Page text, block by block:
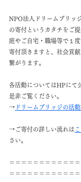
NPO法人ドリームブリッ
の寄付というカタチをご
庭やご自宅・職場等で１
寄付頂きますと、社会貢
繋がります。
各活動についてはHPにて
是非ご覧ください。
→ ドリームブリッジの活
→ご寄付の詳しい流れは
さい。
＝＝＝＝＝＝＝＝＝＝＝
＝＝＝＝＝＝＝＝＝＝＝